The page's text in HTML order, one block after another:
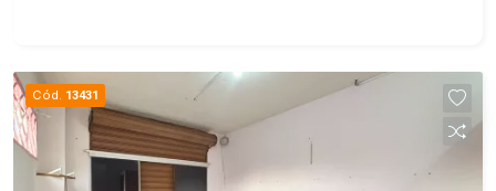
Cód. 13431